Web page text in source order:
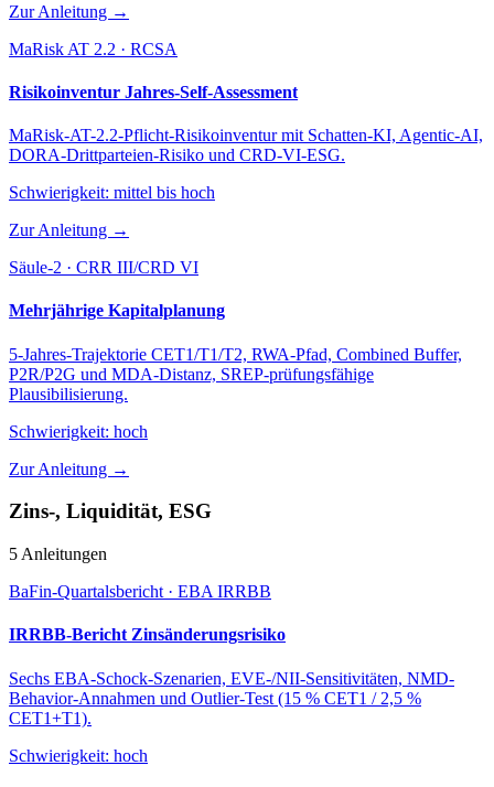
Zur Anleitung →
MaRisk AT 2.2 · RCSA
Risikoinventur Jahres-Self-Assessment
MaRisk-AT-2.2-Pflicht-Risikoinventur mit Schatten-KI, Agentic-AI,
DORA-Drittparteien-Risiko und CRD-VI-ESG.
Schwierigkeit: mittel bis hoch
Zur Anleitung →
Säule-2 · CRR III/CRD VI
Mehrjährige Kapitalplanung
5-Jahres-Trajektorie CET1/T1/T2, RWA-Pfad, Combined Buffer,
P2R/P2G und MDA-Distanz, SREP-prüfungsfähige
Plausibilisierung.
Schwierigkeit: hoch
Zur Anleitung →
Zins-, Liquidität, ESG
5 Anleitungen
BaFin-Quartalsbericht · EBA IRRBB
IRRBB-Bericht Zinsänderungsrisiko
Sechs EBA-Schock-Szenarien, EVE-/NII-Sensitivitäten, NMD-
Behavior-Annahmen und Outlier-Test (15 % CET1 / 2,5 %
CET1+T1).
Schwierigkeit: hoch